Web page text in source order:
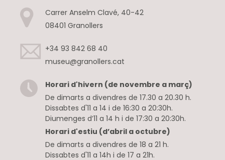
Carrer Anselm Clavé, 40-42
08401 Granollers
+34 93 842 68 40
museu@granollers.cat
Horari d'hivern (de novembre a març)
De dimarts a divendres de 17.30 a 20.30 h.
Dissabtes d'11 a 14 i de 16:30 a 20:30h.
Diumenges d’11 a 14 h i de 17:30 a 20:30h.
Horari d'estiu (d’abril a octubre)
De dimarts a divendres de 18 a 21 h.
Dissabtes d'11 a 14h i de 17 a 21h.